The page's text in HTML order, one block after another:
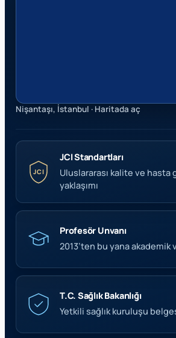
Nişantaşı, İstanbul · Haritada aç
JCI
JCI Standartları
Uluslararası kalite ve hasta
yaklaşımı
Profesör Unvanı
2013’ten bu yana akademik
T.C. Sağlık Bakanlığı
Yetkili sağlık kuruluşu